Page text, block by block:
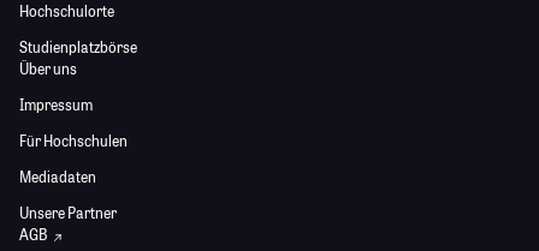
Hochschulorte
Studienplatzbörse
Über uns
Impressum
Für Hochschulen
Mediadaten
Unsere Partner
AGB